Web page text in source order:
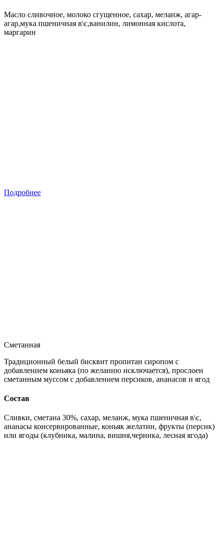
Масло сливочное, молоко сгущенное, сахар, меланж, агар-
агар,мука пшеничная в\с,ванилин, лимонная кислота,
маргарин
Подробнее
Сметанная
Традиционный белый бисквит пропитан сиропом с
добавлением коньяка (по желанию исключается), прослоен
сметанным муссом с добавлением персиков, ананасов и ягод
Состав
Сливки, сметана 30%, сахар, меланж, мука пшеничная в\с,
ананасы консервированные, коньяк желатин, фрукты (персик)
или ягоды (клубника, малина, вишня,черника, лесная ягода)